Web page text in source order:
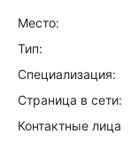
Место:
Тип:
Специализация:
Страница в сети:
Контактные лица